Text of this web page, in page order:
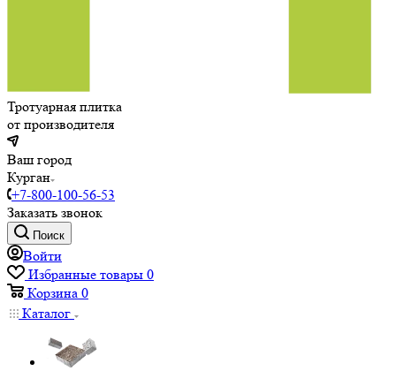
Тротуарная плитка
от производителя
Ваш город
Курган
+7-800-100-56-53
Заказать звонок
Поиск
Войти
Избранные товары 0
Корзина 0
Каталог